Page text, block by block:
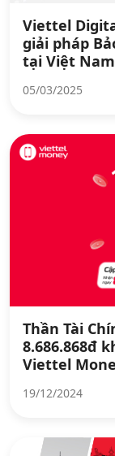
Viettel
giải pháp
tại Việt Nam
05/03/2025
Thần Tài
8.686.868đ
Viettel
19/12/2024